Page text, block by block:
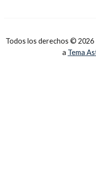
Todos los derechos ©
a Tema